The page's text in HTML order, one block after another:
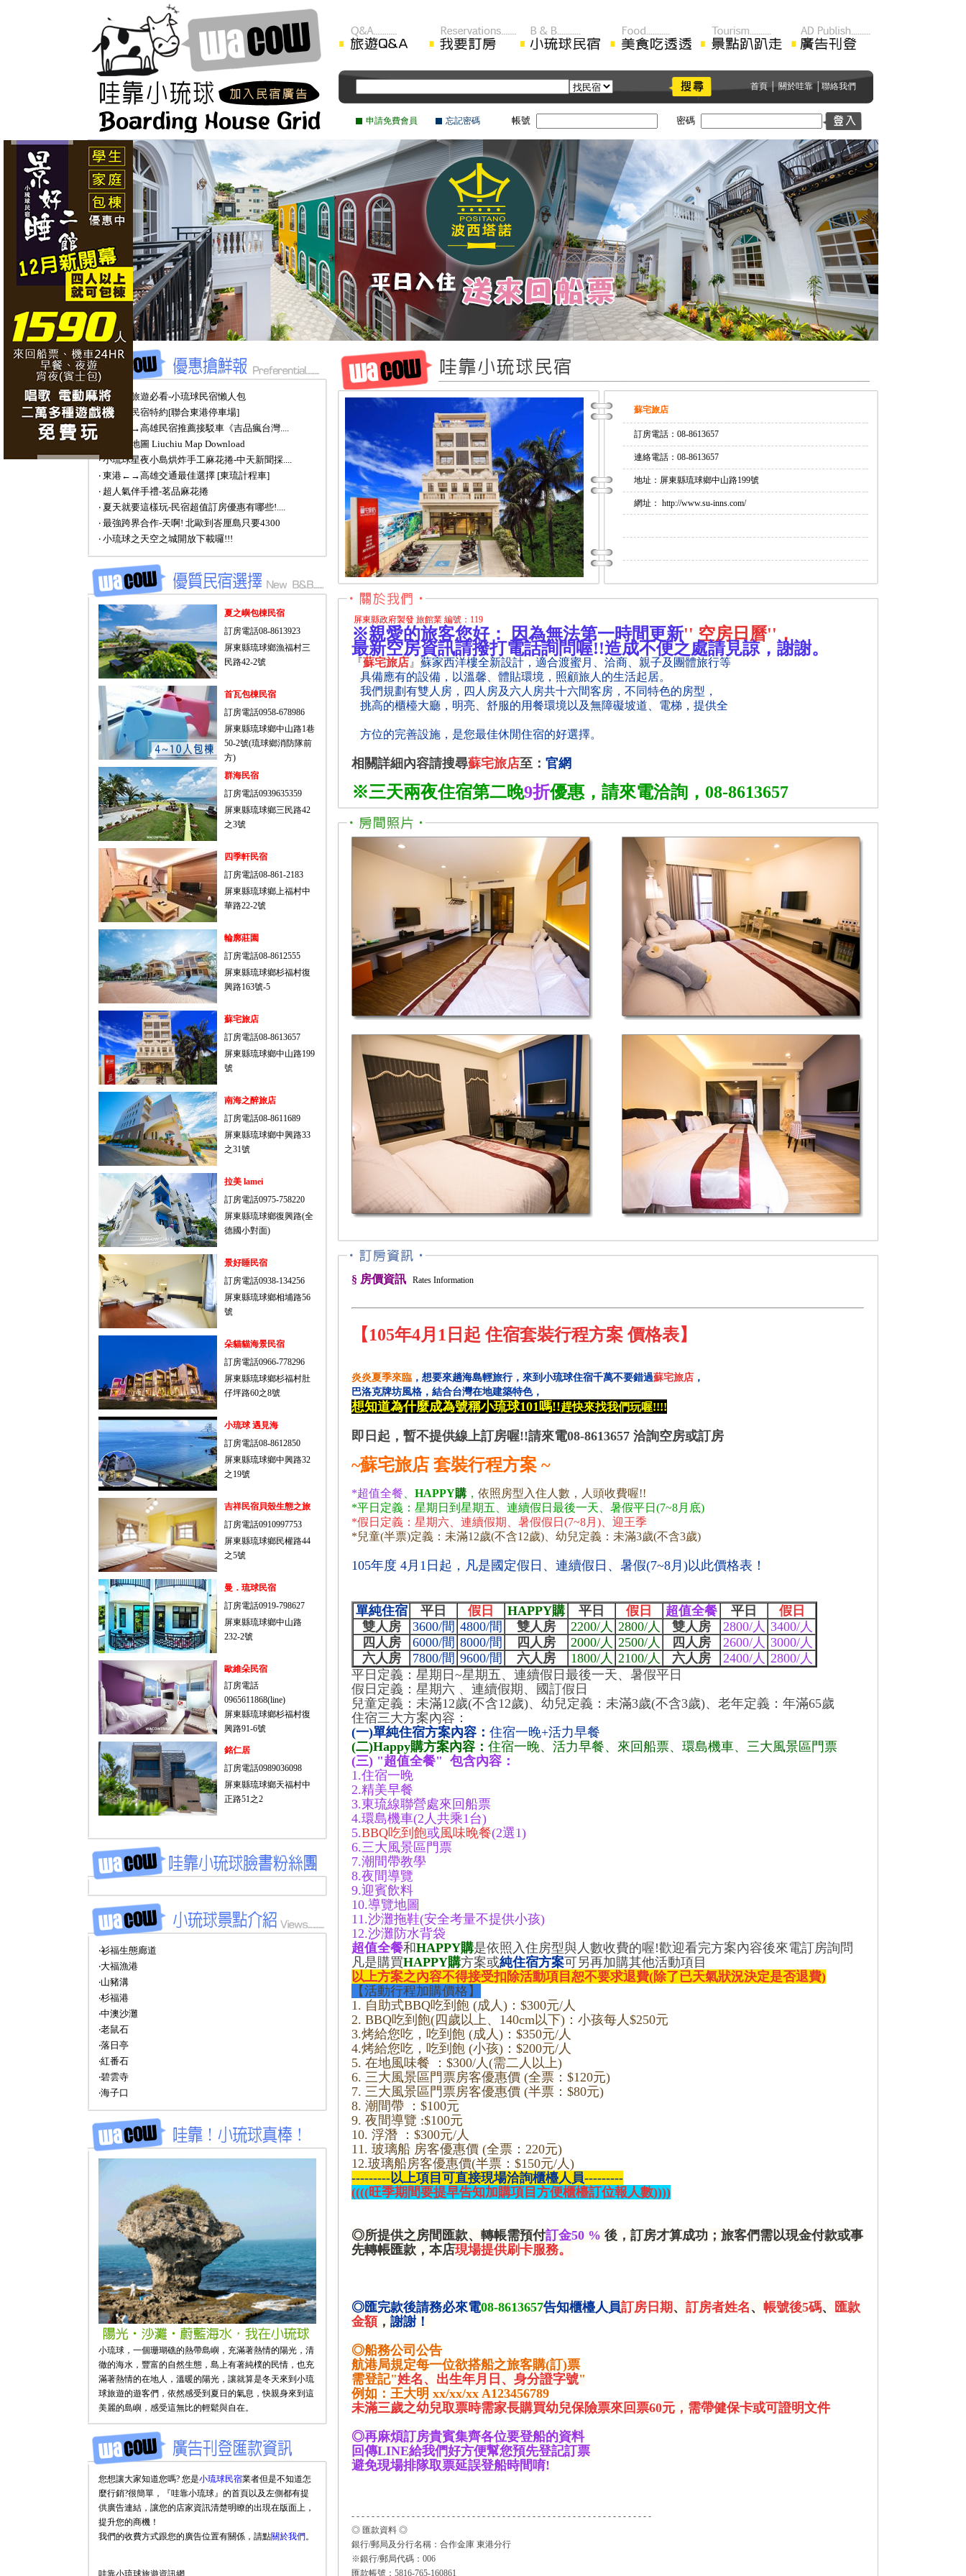
首頁│關於哇靠│ 聯絡我們
申請免費會員 忘記密碼 帳號 密碼
‧ 小琉球旅遊必看-小琉球民宿懶人包
‧ 小琉球民宿特約[聯合東港停車場]
‧ 東港←→高雄民宿推薦接駁車《吉品瘋台灣....
‧ 小琉球地圖 Liuchiu Map Download
‧ 小琉球星夜小島烘炸手工麻花捲-中天新聞採....
‧ 東港←→高雄交通最佳選擇 [東琉計程車]
‧ 超人氣伴手禮-茗品麻花捲
‧ 夏天就要這樣玩-民宿超值訂房優惠有哪些!....
‧ 最強跨界合作-天啊! 北歐到峇厘島只要4300
‧ 小琉球之天空之城開放下載囉!!!
夏之嶼包棟民宿
訂房電話08-8613923
屏東縣琉球鄉漁福村三
民路42-2號
首瓦包棟民宿
訂房電話0958-678986
屏東縣琉球鄉中山路1巷
50-2號(琉球鄉消防隊前
方)
群海民宿
訂房電話0939635359
屏東縣琉球鄉三民路42
之3號
四季軒民宿
訂房電話08-861-2183
屏東縣琉球鄉上福村中
華路22-2號
輪廓莊園
訂房電話08-8612555
屏東縣琉球鄉杉福村復
興路163號-5
蘇宅旅店
訂房電話08-8613657
屏東縣琉球鄉中山路199
號
南海之醉旅店
訂房電話08-8611689
屏東縣琉球鄉中興路33
之31號
拉美 lamei
訂房電話0975-758220
屏東縣琉球鄉復興路(全
德國小對面)
景好睡民宿
訂房電話0938-134256
屏東縣琉球鄉相埔路56
號
朵貓貓海景民宿
訂房電話0966-778296
屏東縣琉球鄉杉福村肚
仔坪路60之8號
小琉球 遇見海
訂房電話08-8612850
屏東縣琉球鄉中興路32
之19號
吉祥民宿貝殼生態之旅
訂房電話0910997753
屏東縣琉球鄉民權路44
之5號
曼．琉球民宿
訂房電話0919-798627
屏東縣琉球鄉中山路
232-2號
歐維朵民宿
訂房電話
0965611868(line)
屏東縣琉球鄉杉福村復
興路91-6號
銘仁居
訂房電話0989036098
屏東縣琉球鄉天福村中
正路51之2
‧衫福生態廊道
‧大福漁港
‧山豬溝
‧杉福港
‧中澳沙灘
‧老鼠石
‧落日亭
‧紅番石
‧碧雲寺
‧海子口
小琉球，一個珊瑚礁的熱帶島嶼，充滿著熱情的陽光，清
徹的海水，豐富的自然生態，島上有著純樸的民情，也充
滿著熱情的在地人，溫暖的陽光，讓就算是冬天來到小琉
球旅遊的遊客們，依然感受到夏日的氣息，快親身來到這
美麗的島嶼，感受這無比的輕鬆與自在。
您想讓大家知道您嗎? 您是小琉球民宿業者但是不知道怎
麼行銷?很簡單，『哇靠小琉球』的首頁以及左側都有提
供廣告連結，讓您的店家資訊清楚明瞭的出現在版面上，
提升您的商機！
我們的收費方式跟您的廣告位置有關係，請點關於我們。
哇靠小琉球旅遊資訊網
蘇宅旅店
訂房電話：08-8613657
連絡電話：08-8613657
地址：屏東縣琉球鄉中山路199號
網址： http://www.su-inns.com/
屏東縣政府製發 旅館業 編號：119
※親愛的旅客您好： 因為無法第一時間更新'' 空房日曆''，
最新空房資訊請撥打電話詢問喔!!造成不便之處請見諒，謝謝。
『蘇宅旅店 』 蘇家西洋樓全新設計，適合渡蜜月、洽商、親子及團體旅行等
具備應有的設備，以溫馨、體貼環境，照顧旅人的生活起居。
我們規劃有雙人房，四人房及六人房共十六間客房，不同特色的房型，
挑高的櫃檯大廳，明亮、舒服的用餐環境以及無障礙坡道、電梯，提供全
方位的完善設施，是您最佳休閒住宿的好選擇。
相關詳細內容請搜尋蘇宅旅店至： 官網
※三天兩夜住宿第二晚9折優惠，請來電洽詢，08-8613657
§ 房價資訊 Rates Information
【105年4月1日起 住宿套裝行程方案 價格表】
炎炎夏季來臨 ，想要來趟海島輕旅行， 來到小琉球住宿千萬不要錯過蘇宅旅店 ，
巴洛克牌坊風格，結合台灣在地建築特色，
想知道為什麼成為號稱小琉球101嗎!!趕快來找我們玩喔!!!!
即日起，暫不提供線上訂房喔!!請來電08-8613657 洽詢空房或訂房
~蘇宅旅店 套裝行程方案 ~
*超值全餐 HAPPY購 ， 依照房型入住人數，人頭收費喔!!
*平日定義：星期日到星期五、連續假日最後一天、暑假平日(7~8月底)
*假日定義： 星期六、 連續假期、暑假假日(7~8月)、迎王季
*兒童(半票)定義：未滿12歲(不含12歲)、幼兒定義：未滿3歲(不含3歲)
105年度 4月1日起，凡是國定假日、連續假日、暑假(7~8月)以此價格表！
單純住宿 平日 假日 HAPPY購 平日 假日 超值全餐 平日
假日
雙人房
3600/間 4800/間 雙人房 2200/人 2800/人 雙人房 2800/人 3400/人
四人房
6000/間 8000/間 四人房 2000/人 2500/人 四人房 2600/人 3000/人
六人房
7800/間 9600/間 六人房 1800/人 2100/人 六人房 2400/人 2800/人
平日定義：星期日~星期五、連續假日最後一天、暑假平日
假日定義：星期六 、連續假期、國訂假日
兒童定義：未滿12歲(不含12歲)、幼兒定義：未滿3歲(不含3歲)、老年定義：年滿65歲
住宿三大方案內容：
(一)單純住宿方案內容： 住宿一晚+活力早餐
(二)Happy購方案內容： 住宿一晚、活力早餐、來回船票、環島機車、三大風景區門票
(三) "超值全餐" 包含內容：
1.住宿一晚
2.精美早餐
3.東琉線聯營處來回船票
4.環島機車(2人共乘1台)
5.BBQ吃到飽或風味晚餐(2選1)
6.三大風景區門票
7.潮間帶教學
8.夜間導覽
9.迎賓飲料
10.導覽地圖
11.沙灘拖鞋(安全考量不提供小孩)
12.沙灘防水背袋
超值全餐和HAPPY購是依照入住房型與人數收費的喔!歡迎看完方案內容後來電訂房詢問
凡是購買HAPPY購方案或純住宿方案可另再加購其他活動項目
以上方案之內容不得接受扣除活動項目恕不要求退費(除了已天氣狀況決定是否退費)
【活動行程加購價格】
1. 自助式BBQ吃到飽 (成人)：$300元/人
2. BBQ吃到飽(四歲以上、140cm以下)：小孩每人$250元
3.烤給您吃，吃到飽 (成人)：$350元/人
4.烤給您吃，吃到飽 (小孩)：$200元/人
5. 在地風味餐 ：$300/人(需二人以上)
6. 三大風景區門票房客優惠價 (全票：$120元)
7. 三大風景區門票房客優惠價 (半票：$80元)
8. 潮間帶 ：$100元
9. 夜間導覽 :$100元
10. 浮潛 ：$300元/人
11. 玻璃船 房客優惠價 (全票：220元)
12.玻璃船房客優惠價(半票：$150元/人)
---------以上項目可直接現場洽詢櫃檯人員---------
((((旺季期間要提早告知加購項目方便櫃檯訂位報人數))))
◎所提供之房間匯款、轉帳需預付訂金50 % 後，訂房才算成功；旅客們需以現金付款或事
先轉帳匯款，本店現場提供刷卡服務。
◎匯完款後請務必來電08-8613657告知櫃檯人員訂房日期 、 訂房者姓名 、 帳號後5碼、
匯款
金額 ， 謝謝！
◎船務公司公告
航港局規定每一位欲搭船之旅客購(訂)票
需登記"姓名、出生年月日、身分證字號"
例如：王大明 xx/xx/xx A123456789
未滿三歲之幼兒取票時需家長購買幼兒保險票來回票60元，需帶健保卡或可證明文件
◎再麻煩訂房貴賓集齊各位要登船的資料
回傳LINE給我們好方便幫您預先登記訂票
避免現場排隊取票延誤登船時間唷!
- - - - - - - - - - - - - - - - - - - - - - - - - - - - - - - - - - - - - - - - - - - - - - - - - - - - - - - - - - - -
◎ 匯款資料 ◎
銀行/郵局及分行名稱：合作金庫 東港分行
※銀行/郵局代碼：006
匯款帳號：5816-765-160861